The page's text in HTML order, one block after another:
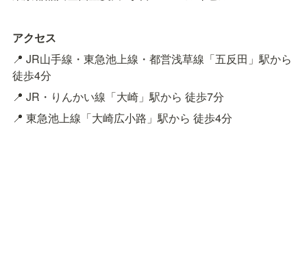
アクセス
📍 JR山手線・東急池上線・都営浅草線「五反田」駅から
徒歩4分
📍 JR・りんかい線「大崎」駅から 徒歩7分
📍 東急池上線「大崎広小路」駅から 徒歩4分